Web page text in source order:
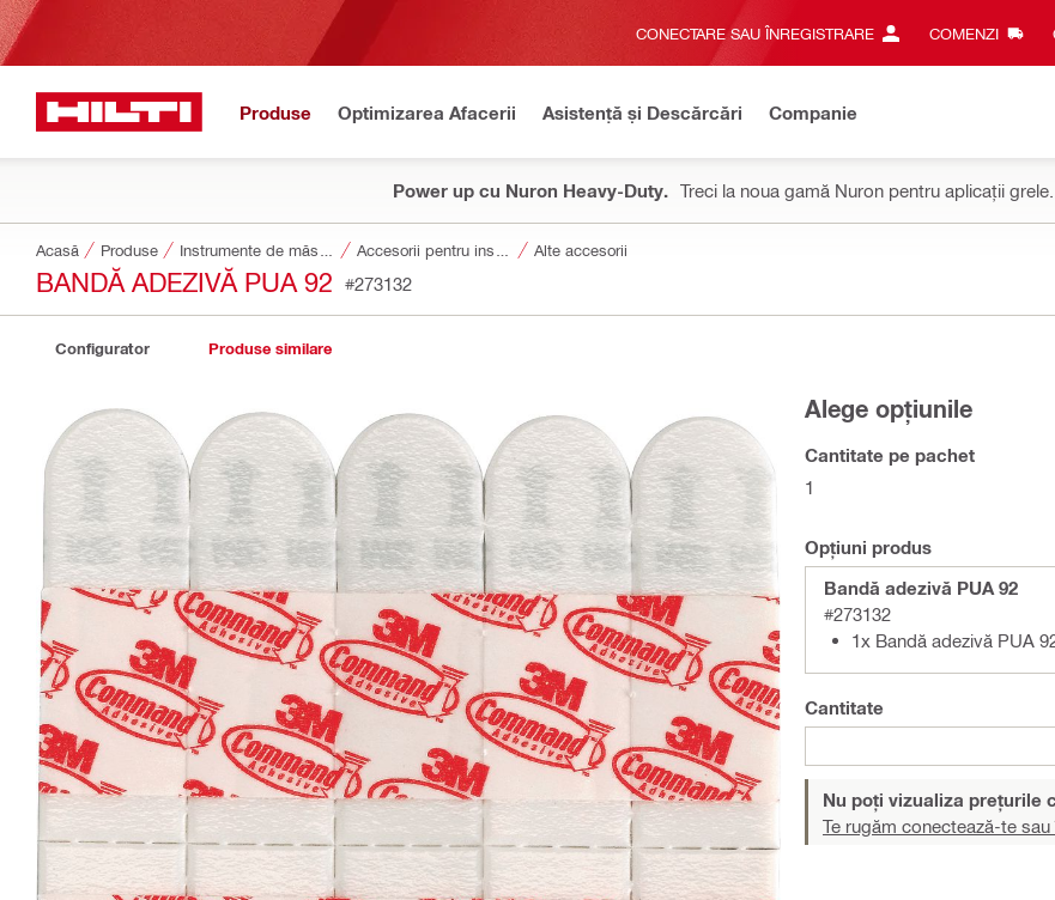
CONECTARE SAU ÎNREGISTRARE COMENZI
Produse Optimizarea Afacerii Asistență și Descărcări Companie
Power up cu Nuron Heavy-Duty. Treci la noua gamă Nuron pentru aplicații grele.
Acasă Produse Alte accesorii
BANDĂ ADEZIVĂ PUA 92 #273132
Configurator Produse similare
Alege opțiunile
Cantitate pe pachet
1
Opțiuni produs
Bandă adezivă PUA 92
#273132
1x Bandă adezivă PUA
Cantitate
Nu poți vizualiza prețurile
Te rugăm conectează-te